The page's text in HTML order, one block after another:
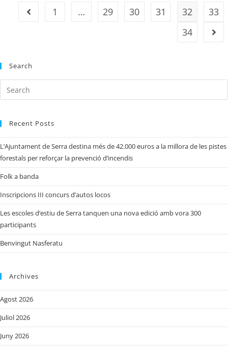
1 … 29 30 31 32
33
34
Search
Recent Posts
L’Ajuntament de Serra destina més de 42.000 euros a la millora de les pistes
forestals per reforçar la prevenció d’incendis
Folk a banda
Inscripcions III concurs d’autos locos
Les escoles d’estiu de Serra tanquen una nova edició amb vora 300
participants
Benvingut Nasferatu
Archives
Agost 2026
Juliol 2026
Juny 2026